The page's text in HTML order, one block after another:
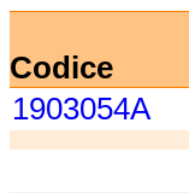
Codice
1903054A